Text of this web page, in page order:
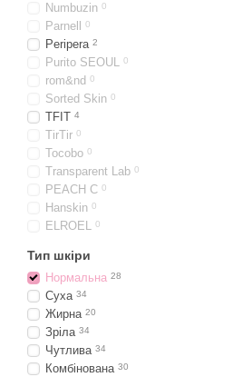
Numbuzin 0
Parnell 0
Peripera 2
Purito SEOUL 0
rom&nd 0
Sorted Skin 0
TFIT 4
TirTir 0
Tocobo 0
Transparent Lab 0
PEACH C 0
Hanskin 0
ELROEL 0
Тип шкіри
Нормальна 28
Суха 34
Жирна 20
Зріла 34
Чутлива 34
Комбінована 30